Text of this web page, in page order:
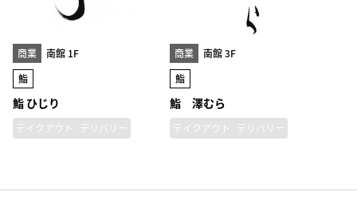
商業
南館 1F
鮨
鮨 ひじり
テイクアウト デリバリー
商業
南館 3F
鮨
鮨 澤むら
テイクアウト デリバリー